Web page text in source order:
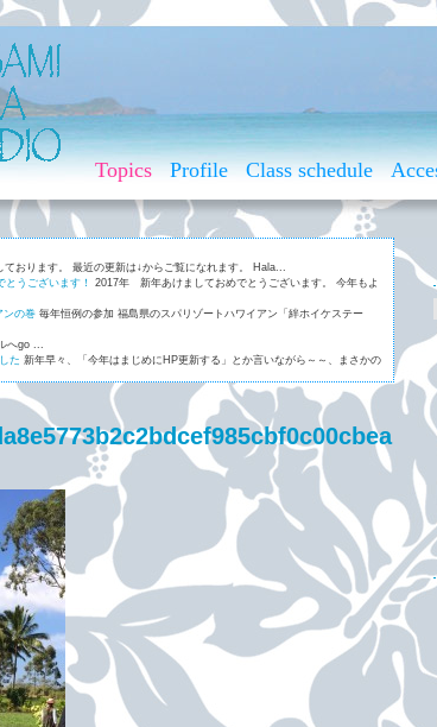
Topics Profile Class schedule
ております。 最近の更新は↓からご覧になれます。 Hala...
とうございます！
2017年 新年あけましておめでとうございます。 今年もよ
ンの巻 毎年恒例の参加 福島県のスパリゾートハワイアン「絆ホイケステー
へgo ...
た 新年早々、「今年はまじめにHP更新する」とか言いながら～～、まさかの
、ケアリー・レイシェルの名曲「マウナレオ」。 マウナレオと...